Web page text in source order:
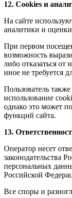
12. Cookies и
На сайте
аналитики и
При первом
возможность
либо отказаться
иное не требуется
Пользователь
использование
однако это может
функций сайта.
13.
Оператор несет
законодательства
персональных
Российской
Все споры и